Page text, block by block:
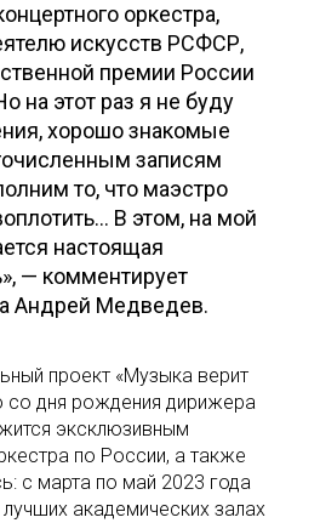
оркестра,
искусств РСФСР,
премии России
на этот раз я не буду
хорошо знакомые
записям
то, что маэстро
В этом, на мой
настоящая
— комментирует
Андрей Медведев.
проект «Музыка верит
со дня рождения дирижера
эксклюзивным
по России, а также
с марта по май 2023 года
академических залах